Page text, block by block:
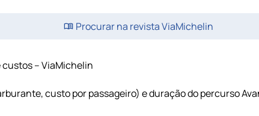
Procurar na revista ViaMichelin
– ViaMichelin
custo por passageiro) e duração do percurso